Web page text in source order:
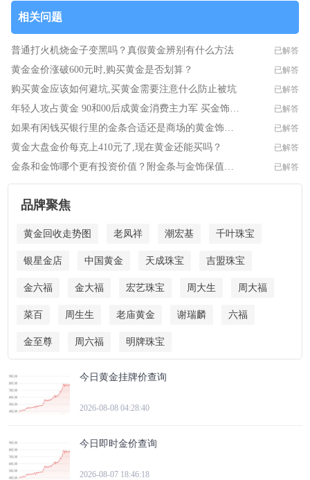
相关问题
普通打火机烧金子变黑吗？真假黄金辨别有什么方法 已解答
黄金金价涨破600元时,购买黄金是否划算？ 已解答
购买黄金应该如何避坑,买黄金需要注意什么防止被坑 已解答
年轻人攻占黄金 90和00后成黄金消费主力军 买金饰不如买金子 已解答
如果有闲钱买银行里的金条合适还是商场的黄金饰品合适？ 已解答
黄金大盘金价每克上410元了,现在黄金还能买吗？ 已解答
金条和金饰哪个更有投资价值？附金条与金饰保值分析 已解答
品牌聚焦
黄金回收走势图 老凤祥 潮宏基 千叶珠宝
银星金店 中国黄金 天成珠宝 吉盟珠宝
金六福 金大福 宏艺珠宝 周大生 周大福
菜百 周生生 老庙黄金 谢瑞麟 六福
金至尊 周六福 明牌珠宝
今日黄金挂牌价查询
2026-08-08 04:28:40
今日即时金价查询
2026-08-07 18:46:18